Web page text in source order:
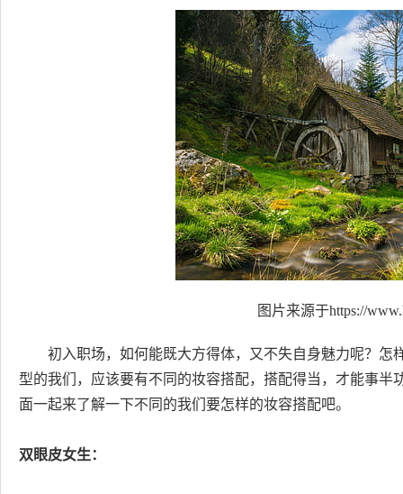
图片来源于https://
初入职场，如何能既大方得体，又不失自身魅力呢？
型的我们，应该要有不同的妆容搭配，搭配得当，才能事
面一起来了解一下不同的我们要怎样的妆容搭配吧。
双眼皮女生 ：